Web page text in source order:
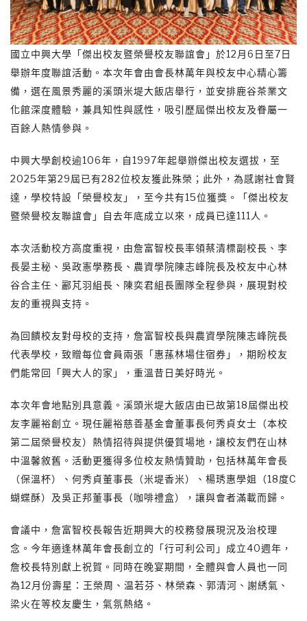
國立中興大學「傑出校友暨榮譽校友聯誼會」於12月6日至7日
舉辦年度聯誼活動。本次年會由會長林萬年與校友中心精心籌
備，選在風景秀麗的溪頭米堤大飯店舉行，並安排鹿谷茶業文
化館深度體驗，兼具知性與感性，吸引歷屆傑出校友及眷屬一
百餘人熱情參與。
中興大學創校逾106年，自1997年起舉辦傑出校友選拔，至
2025年第29屆已有282位校友獲此殊榮；此外，為感謝社會賢
達，學校特設「榮譽校友」，至今共有15位獲獎。「傑出校友
暨榮譽校友聯誼會」自去年底成立以來，成員已達111人。
本次活動校方高度重視，由詹富智校長率領蔡清標副校長、李
長晏主秘、吳政憲學務長、農資學院陳志峰院長及校友中心林
谷合主任、酈芃羽組長、陳奕君組長團隊全程參與，展現對校
友的重視與支持。
為回饋校友對母校的支持，詹富智校長與農資學院陳志峰院長
代表學校，致贈每位會員兩張「惠蓀林場住宿券」，期盼校友
們能常回「興大人的家」，重溫昔日美好時光。
本次年會地點別具意義。溪頭米堤大飯店由已故第18屆傑出校
友李麗裕創立。現任麗裕慈善基金會董事長何秀貞女士（本校
第二屆榮譽校友）熱情招待與提供優質場地，讓校友們在山林
中溫馨敘舊。活動更獲得多位校友熱情贊助，包括林萬年會長
（保溫杯）、何秀貞董事長（米堤香米）、楊琇惠學姐（18度C
蝴蝶酥）及吳正邦董事長（咖啡禮盒），讓與會者滿載而歸。
會議中，詹富智校長報告近期興大的校務發展現況及治校理
念。今年適逢林萬年會長創立的「行可利公司」成立40週年，
詹校長特別獻上祝賀。同時在晚宴期間，全體與會人員也一同
為12月份壽星：王榮周、温若芬、林榮森、郭清河、謝綉氣、
梁火在等校友慶生，氣氛熱絡。